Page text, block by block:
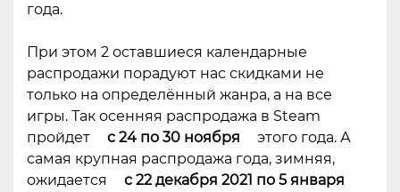
года.
При этом 2 оставшиеся календарные
распродажи порадуют нас скидками не
только на определённый жанра, а на все
игры. Так осенняя распродажа в Steam
пройдет
с 24 по 30 ноября
этого года. А
самая крупная распродажа года, зимняя,
ожидается
с 22 декабря 2021 по 5 января